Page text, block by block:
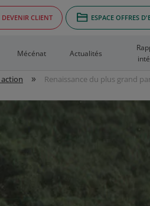
DEVENIR CLIENT ESPACE OFFRES
Mécénat Actualités
» Renaissance du plus grand